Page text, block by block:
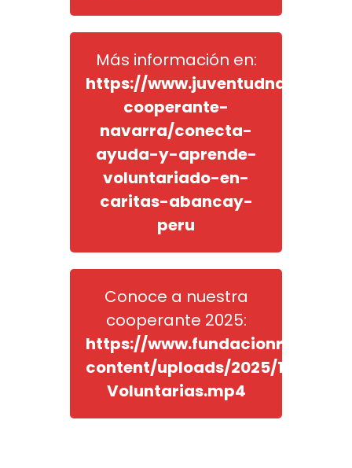
Más información en:
https://
cooperante-
navarra/conecta-
ayuda-y-aprende-
voluntariado-en-
caritas-abancay-
peru
Conoce a nuestra
cooperante 2025:
https://
content/uploads/2025/11/
Voluntarias.mp4